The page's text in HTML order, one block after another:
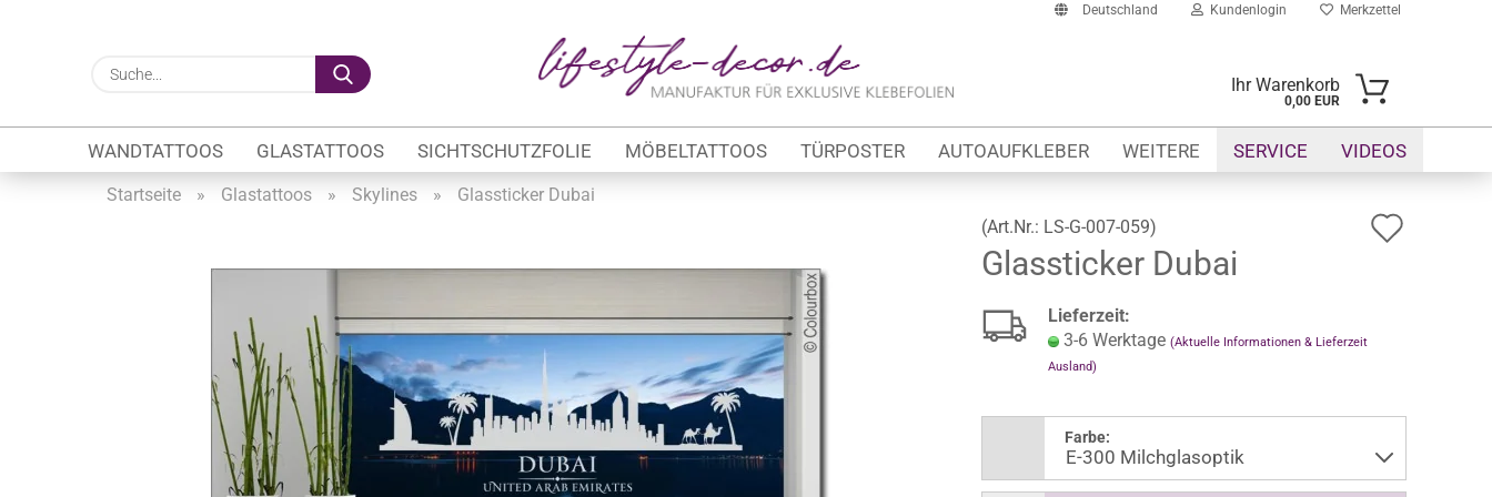
Deutschland
Lieferland
Kundenlogin
E-Mail
Passwort
Konto erstellen
Passwort vergessen?
Merkzettel
Suche...
Ihr Warenkorb
0,00 EUR
WANDTATTOOS GLASTATTOOS SICHTSCHUTZFOLIE MÖBELTATTOOS TÜRPOSTER AUTOAUFKLEBER SERVICE VIDEOS
WEITERE
Firmenlogo
Schaufensterbeschriftung
Öffnungszeiten
Sichtschutzfolien Gewerbe
Glasbeschriftung
Glasmotive
Durchlaufschutz
Startseite » Glastattoos » Skylines »
Glassticker Dubai
(Art.Nr.: LS-G-007-059)
Glassticker Dubai
Lieferzeit:
3-6 Werktage (Aktuelle Informationen & Lieferzeit
Ausland)
Farbe: